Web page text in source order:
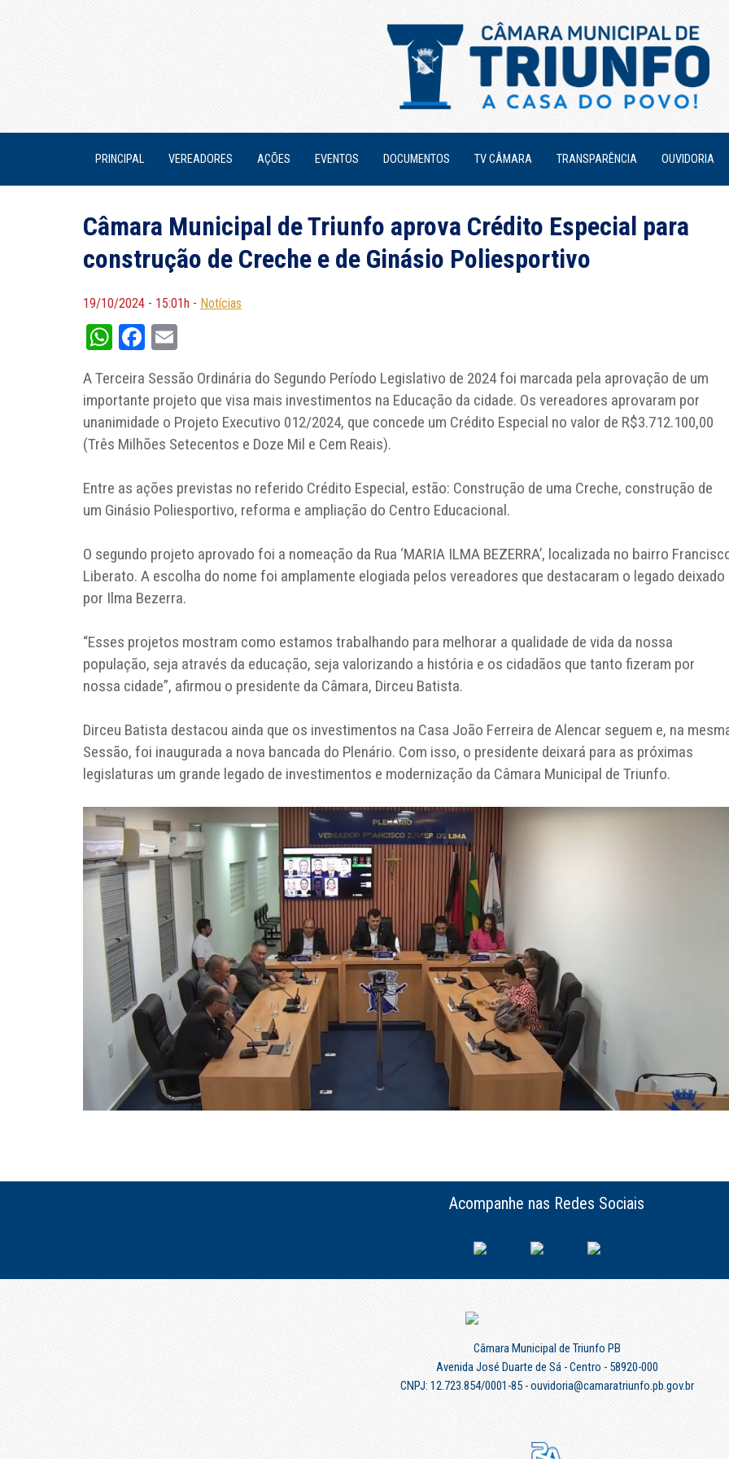
PRINCIPAL VEREADORES AÇÕES EVENTOS DOCUMENTOS TV CÂMARA TRANSPARÊNCIA OUVIDORIA
Câmara Municipal de Triunfo aprova Crédito Especial para
construção de Creche e de Ginásio Poliesportivo
19/10/2024 - 15:01h - Notícias
WhatsApp
Facebook
A Terceira Sessão Ordinária do Segundo Período Legislativo de 2024 foi marcada pela aprovação de um
importante projeto que visa mais investimentos na Educação da cidade. Os vereadores aprovaram por
unanimidade o Projeto Executivo 012/2024, que concede um Crédito Especial no valor de R$3.712.100,00
(Três Milhões Setecentos e Doze Mil e Cem Reais).
Entre as ações previstas no referido Crédito Especial, estão: Construção de uma Creche, construção de
um Ginásio Poliesportivo, reforma e ampliação do Centro Educacional.
O segundo projeto aprovado foi a nomeação da Rua ‘MARIA ILMA BEZERRA’, localizada no bairro
Liberato. A escolha do nome foi amplamente elogiada pelos vereadores que destacaram o legado deixado
por Ilma Bezerra.
“Esses projetos mostram como estamos trabalhando para melhorar a qualidade de vida da nossa
população, seja através da educação, seja valorizando a história e os cidadãos que tanto fizeram por
nossa cidade”, afirmou o presidente da Câmara, Dirceu Batista.
Dirceu Batista destacou ainda que os investimentos na Casa João Ferreira de Alencar seguem e, na
Sessão, foi inaugurada a nova bancada do Plenário. Com isso, o presidente deixará para as próximas
legislaturas um grande legado de investimentos e modernização da Câmara Municipal de Triunfo.
Acompanhe nas Redes Sociais
Câmara Municipal de Triunfo PB
Avenida José Duarte de Sá - Centro - 58920-000
CNPJ: 12.723.854/0001-85 - ouvidoria@camaratriunfo.pb.gov.br